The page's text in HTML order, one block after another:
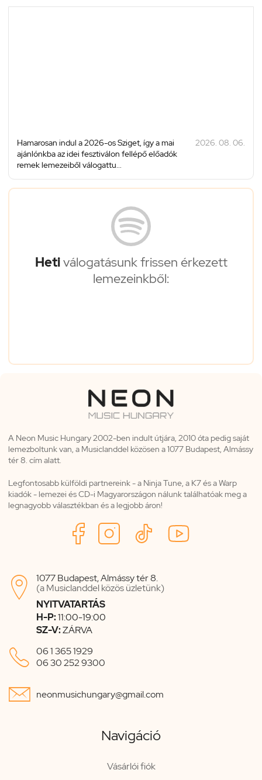
Hamarosan indul a 2026-os Sziget, így a mai
ajánlónkba az idei fesztiválon fellépő előadók
remek lemezeiből válogattu...
2026. 08. 06.
Hetiválogatásunk frissen érkezett
lemezeinkből:
A Neon Music Hungary 2002-ben indult útjára, 2010 óta pedig saját
lemezboltunk van, a Musiclanddel közösen a 1077 Budapest, Almássy
tér 8. cím alatt.
Legfontosabb külföldi partnereink - a Ninja Tune, a K7 és a Warp
kiadók - lemezei és CD-i Magyarországon nálunk találhatóak meg a
legnagyobb választékban és a legjobb áron!

1077 Budapest, Almássy tér 8.
(a Musiclanddel közös üzletünk)
NYITVATARTÁS
H-P:11:00-19:00
SZ-V:ZÁRVA
 06 1 365 1929
06 30 252 9300
 neonmusichungary@gmail.com
Navigáció
Vásárlói fiók